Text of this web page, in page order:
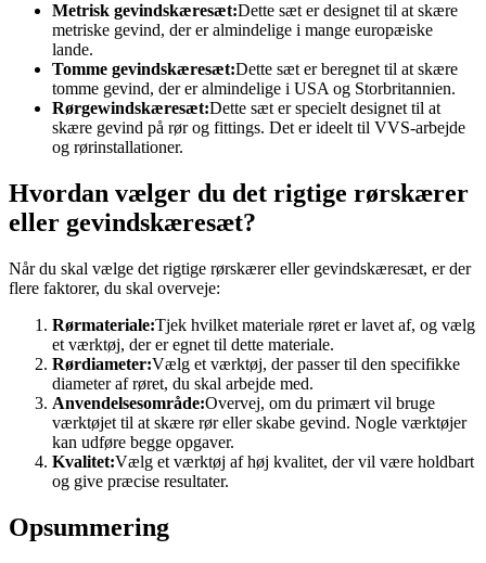
Metrisk gevindskæresæt:Dette sæt er designet til at skære
metriske gevind, der er almindelige i mange europæiske
lande.
Tomme gevindskæresæt:Dette sæt er beregnet til at skære
tomme gevind, der er almindelige i USA og Storbritannien.
Rørgewindskæresæt:Dette sæt er specielt designet til at
skære gevind på rør og fittings. Det er ideelt til VVS-arbejde
og rørinstallationer.
Hvordan vælger du det rigtige rørskærer
eller gevindskæresæt?
Når du skal vælge det rigtige rørskærer eller gevindskæresæt, er der
flere faktorer, du skal overveje:
Rørmateriale:Tjek hvilket materiale røret er lavet af, og vælg
et værktøj, der er egnet til dette materiale.
Rørdiameter:Vælg et værktøj, der passer til den specifikke
diameter af røret, du skal arbejde med.
Anvendelsesområde:Overvej, om du primært vil bruge
værktøjet til at skære rør eller skabe gevind. Nogle værktøjer
kan udføre begge opgaver.
Kvalitet:Vælg et værktøj af høj kvalitet, der vil være holdbart
og give præcise resultater.
Opsummering